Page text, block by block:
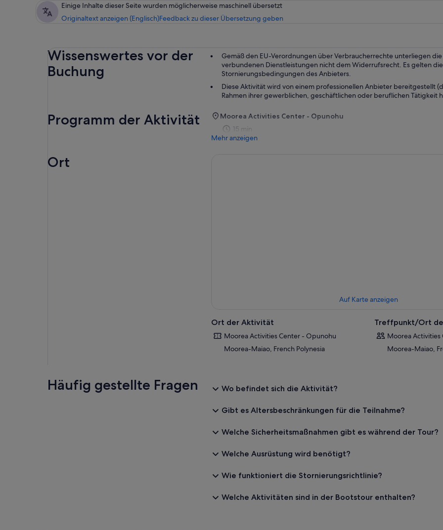
Einige Inhalte dieser Seite wurden möglicherweise maschinell übersetzt
Originaltext anzeigen (Englisch)Feedback zu dieser Übersetzung gebenWird
Tab
geöffnet
Wissenswertes vor der
Buchung
Gemäß den EU-Verordnungen über Verbraucherrechte unterliegen
verbundenen Dienstleistungen nicht dem Widerrufsrecht. Es gelten die
Stornierungsbedingungen des Anbieters.
Diese Aktivität wird von einem professionellen Anbieter bereitgestellt
Rahmen ihrer gewerblichen, geschäftlichen oder beruflichen Tätigkeit
Programm der Aktivität
Moorea Activities Center - Opunohu
15 min
Mehr anzeigen
Ort
Auf Karte anzeigen
Ort der Aktivität
Moorea Activities Center - Opunohu
Moorea-Maiao, French Polynesia
Treffpunkt/Ort
Moorea
Moorea-Maiao,
Häufig gestellte Fragen Wo befindet sich die Aktivität?
Gibt es Altersbeschränkungen für die Teilnahme?
Welche Sicherheitsmaßnahmen gibt es während der Tour?
Welche Ausrüstung wird benötigt?
Wie funktioniert die Stornierungsrichtlinie?
Welche Aktivitäten sind in der Bootstour enthalten?